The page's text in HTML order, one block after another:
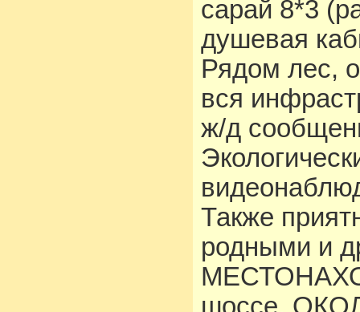
сарай 8*3
душевая
Рядом лес,
вся
ж/д
Также
родными и